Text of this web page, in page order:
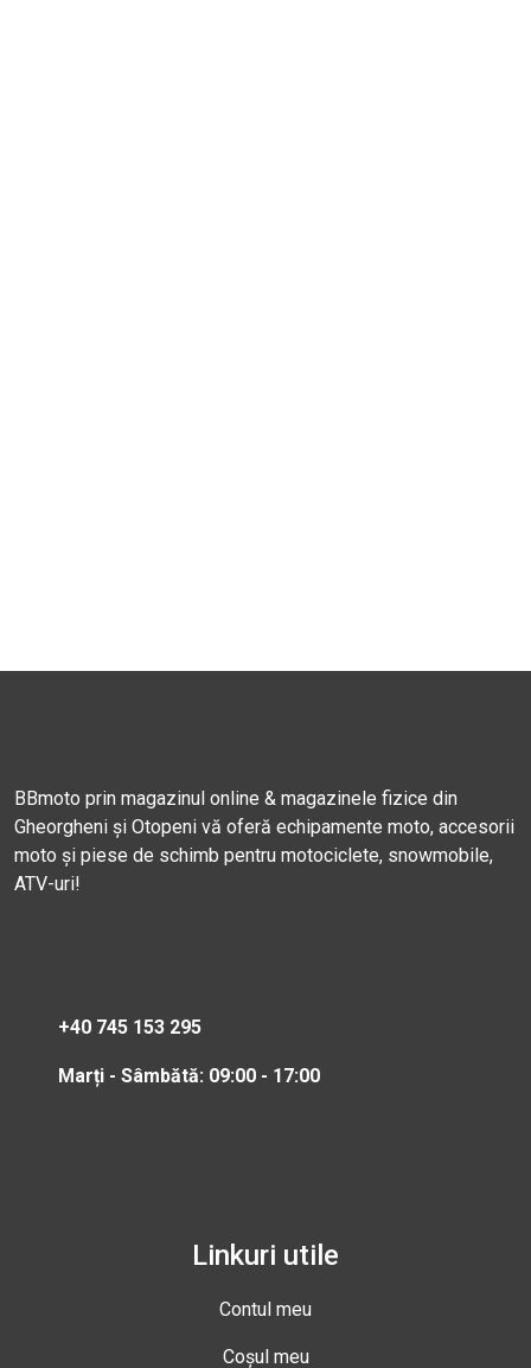
BBmoto prin magazinul online & magazinele fizice din
Gheorgheni și Otopeni vă oferă echipamente moto, accesorii
moto și piese de schimb pentru motociclete, snowmobile,
ATV-uri!
+40 745 153 295
Marți - Sâmbătă: 09:00 - 17:00
Linkuri utile
Contul meu
Coșul meu